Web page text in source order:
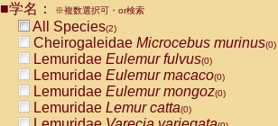
■学名： ※複数選択可・or検索
All Species(2)
Cheirogaleidae Microcebus murinus(0)
Lemuridae Eulemur fulvus(0)
Lemuridae Eulemur macaco(0)
Lemuridae Eulemur mongoz(0)
Lemuridae Lemur catta(0)